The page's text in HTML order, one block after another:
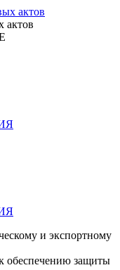
актов
и экспортному
обеспечению защиты